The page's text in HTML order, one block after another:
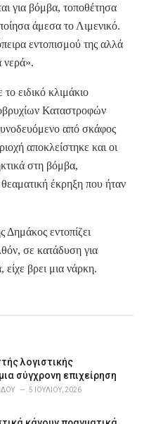
για βόμβα, τοποθέτησα
άμεσα το Λιμενικό.
εντοπισμού της αλλά
νερά».
ειδικό κλιμάκιο
Καταστροφών
από σκάφος
αποκλείστηκε και οι
στη βόμβα,
έκρηξη που ήταν
εντοπίζει
σε κατάδυση για
βρει μια νάρκη.
λογιστικής
σύγχρονη επιχείρηση
5 ΙΟΥΛΊΟΥ, 2026